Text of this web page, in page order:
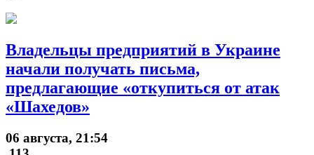
Владельцы предприятий в Украине
начали получать письма,
предлагающие «откупиться от атак
«Шахедов»
06 августа, 21:54